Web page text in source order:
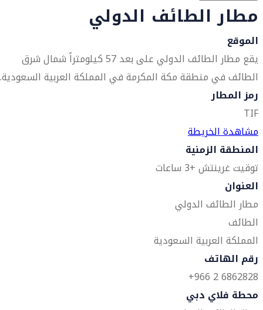
مطار الطائف الدولي
الموقع
يقع مطار الطائف الدولي على بعد 57 كيلومتراً شمال شرق
الطائف في منطقة مكة المكرمة في المملكة العربية السعودية.
رمز المطار
TIF
مشاهدة الخريطة
المنطقة الزمنية
توقيت غرينتش +3 ساعات
العنوان
مطار الطائف الدولي
الطائف
المملكة العربية السعودية
رقم الهاتف
6862828 2 966+
محطة فلاي دبي